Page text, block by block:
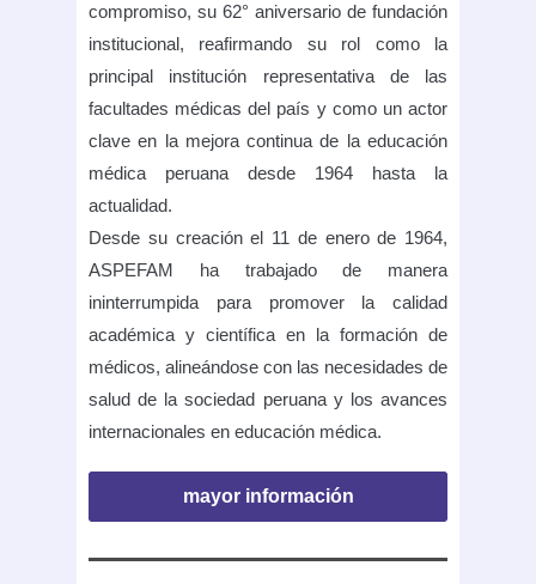
compromiso, su 62° aniversario de fundación
institucional, reafirmando su rol como la
principal institución representativa de las
facultades médicas del país y como un actor
clave en la mejora continua de la educación
médica peruana desde 1964 hasta la
actualidad.
Desde su creación el 11 de enero de 1964,
ASPEFAM ha trabajado de manera
ininterrumpida para promover la calidad
académica y científica en la formación de
médicos, alineándose con las necesidades de
salud de la sociedad peruana y los avances
internacionales en educación médica.
mayor información